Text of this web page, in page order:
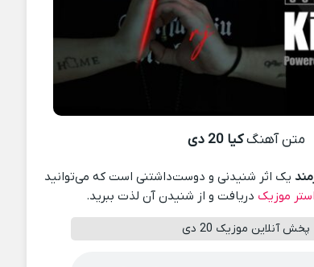
متن آهنگکیا 20 دی
یک اثر شنیدنی و دوست‌داشتنی است که می‌توانید
موزیک دریافت و از شنیدن آن لذت ببرید.
پخش آنلاین موزیک 20 دی